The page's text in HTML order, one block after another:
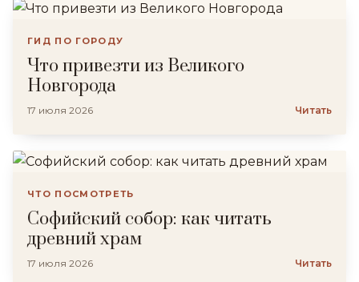
ГИД ПО ГОРОДУ
Что привезти из Великого
Новгорода
17 июля 2026 Читать
ЧТО ПОСМОТРЕТЬ
Софийский собор: как читать
древний храм
17 июля 2026 Читать